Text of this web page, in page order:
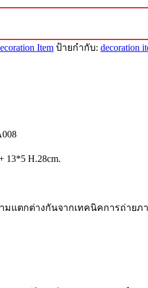
Item ป้ายกำกับ: decoration
13*5 H.28cm.
มแตกต่างกันจากเทคนิคการถ่ายภ